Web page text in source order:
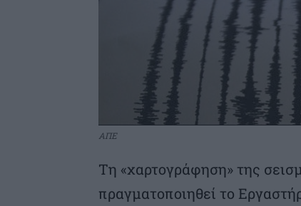
ΑΠΕ
Τη «χαρτογράφηση» της
πραγματοποιηθεί το